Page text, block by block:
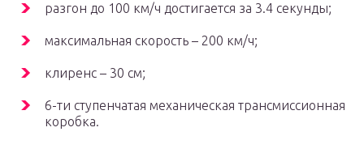
разгон до 100 км/ч достигается за 3.4 секунды;
максимальная скорость – 200 км/ч;
клиренс – 30 см;
6-ти ступенчатая механическая трансмиссионная
коробка.